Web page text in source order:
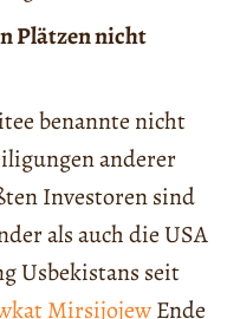
Plätzen nicht
benannte nicht
anderer
Investoren sind
als auch die USA
Usbekistans seit
MirsijojewEnde